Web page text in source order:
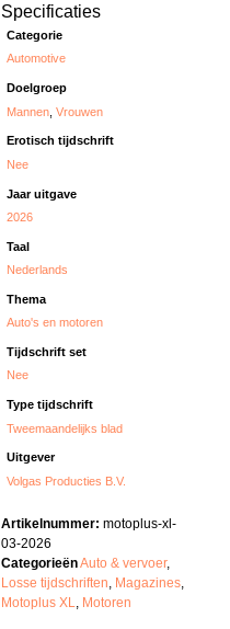
Specificaties
Categorie
Automotive
Doelgroep
Mannen ,Vrouwen
Erotisch tijdschrift
Nee
Jaar uitgave
2026
Taal
Nederlands
Thema
Auto's en motoren
Tijdschrift set
Nee
Type tijdschrift
Tweemaandelijks blad
Uitgever
Volgas Producties B.V.
Artikelnummer: motoplus-xl-
03-2026
CategorieënAuto & vervoer,
Losse tijdschriften, Magazines,
Motoplus XL, Motoren